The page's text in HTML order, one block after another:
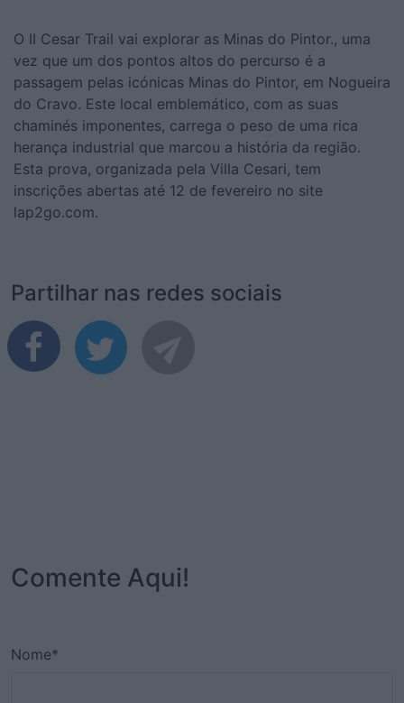
O II Cesar Trail vai explorar as Minas do Pintor., uma
vez que um dos pontos altos do percurso é a
passagem pelas icónicas Minas do Pintor, em Nogueira
do Cravo. Este local emblemático, com as suas
chaminés imponentes, carrega o peso de uma rica
herança industrial que marcou a história da região.
Esta prova, organizada pela Villa Cesari, tem
inscrições abertas até 12 de fevereiro no site
lap2go.com.
Partilhar nas redes sociais
Comente Aqui!
Nome*